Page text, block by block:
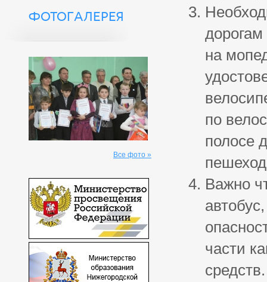
ФОТОГАЛЕРЕЯ
Все фото »
на
по
полосе
Важно
части